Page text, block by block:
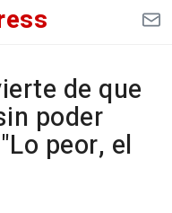
de que
poder
peor, el